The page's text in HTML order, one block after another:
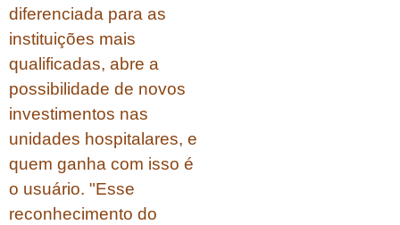
diferenciada para as
instituições mais
qualificadas, abre a
possibilidade de novos
investimentos nas
unidades hospitalares, e
quem ganha com isso é
o usuário. "Esse
reconhecimento do